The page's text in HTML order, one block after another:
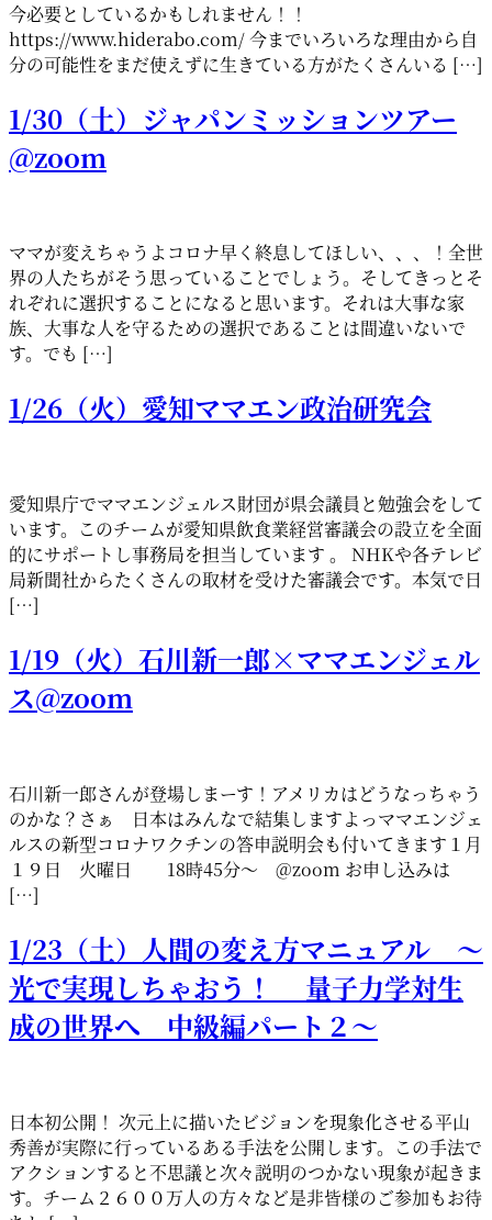
今必要としているかもしれません！！
https://www.hiderabo.com/ 今までいろいろな理由から自
分の可能性をまだ使えずに生きている方がたくさんいる […]
1/30（土）ジャパンミッションツアー
@zoom
ママが変えちゃうよコロナ早く終息してほしい、、、！全世
界の人たちがそう思っていることでしょう。そしてきっとそ
れぞれに選択することになると思います。それは大事な家
族、大事な人を守るための選択であることは間違いないで
す。でも […]
1/26（火）愛知ママエン政治研究会
愛知県庁でママエンジェルス財団が県会議員と勉強会をして
います。このチームが愛知県飲食業経営審議会の設立を全面
的にサポートし事務局を担当しています 。 NHKや各テレビ
局新聞社からたくさんの取材を受けた審議会です。本気で日
[…]
1/19（火）石川新一郎×ママエンジェル
ス@zoom
石川新一郎さんが登場しまーす！アメリカはどうなっちゃう
のかな？さぁ 日本はみんなで結集しますよっママエンジェ
ルスの新型コロナワクチンの答申説明会も付いてきます１月
１９日 火曜日 18時45分〜 @zoom お申し込みは
[…]
1/23（土）人間の変え方マニュアル ～
光で実現しちゃおう！ 量子力学対生
成の世界へ 中級編パート２～
日本初公開！ 次元上に描いたビジョンを現象化させる平山
秀善が実際に行っているある手法を公開します。この手法で
アクションすると不思議と次々説明のつかない現象が起きま
す。チーム２６００万人の方々など是非皆様のご参加もお待